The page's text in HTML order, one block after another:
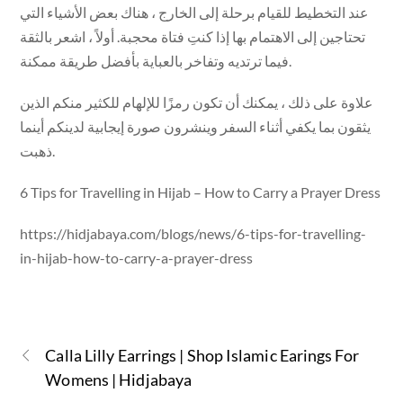
عند التخطيط للقيام برحلة إلى الخارج ، هناك بعض الأشياء التي
تحتاجين إلى الاهتمام بها إذا كنتِ فتاة محجبة. أولاً ، اشعر بالثقة
علاوة على ذلك ، يمكنك أن تكون رمزًا للإلهام للكثير منكم الذين
يثقون بما يكفي أثناء السفر وينشرون صورة إيجابية لدينكم أينما
6 Tips for Travelling in Hijab – How to Carry a Prayer Dress
https://hidjabaya.com/blogs/news/6-tips-for-travelling-
in-hijab-how-to-carry-a-prayer-dress
Calla Lilly Earrings | Shop Islamic Earings For
Womens | Hidjabaya